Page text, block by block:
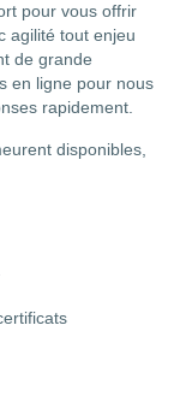
pour vous offrir
agilité tout enjeu
de grande
en ligne pour nous
rapidement.
disponibles,